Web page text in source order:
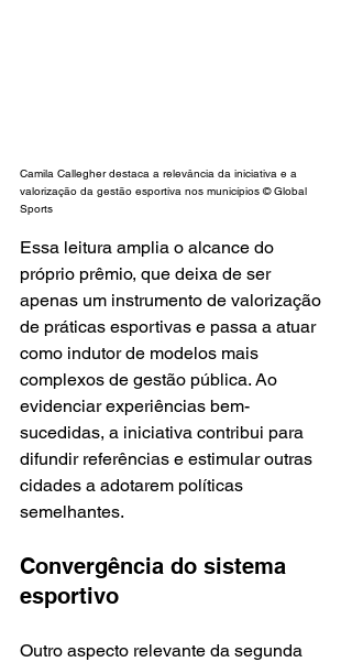
Camila Callegher destaca a relevância da iniciativa e a
valorização da gestão esportiva nos municípios © Global
Sports
Essa leitura amplia o alcance do
próprio prêmio, que deixa de ser
apenas um instrumento de valorização
de práticas esportivas e passa a atuar
como indutor de modelos mais
complexos de gestão pública. Ao
evidenciar experiências bem-
sucedidas, a iniciativa contribui para
difundir referências e estimular outras
cidades a adotarem políticas
semelhantes.
Convergência do sistema
esportivo
Outro aspecto relevante da segunda